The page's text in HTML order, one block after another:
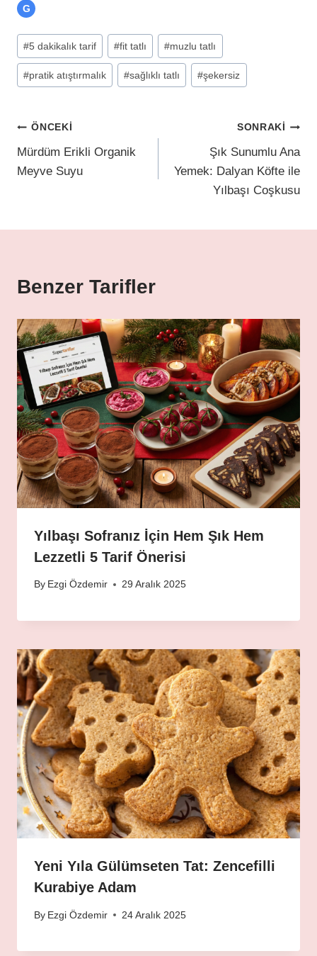
G
#5 dakikalık tarif #fit tatlı #muzlu tatlı
#pratik atıştırmalık #sağlıklı tatlı #şekersiz
ÖNCEKI
Mürdüm Erikli Organik
Meyve Suyu
SONRAKI
Şık Sunumlu Ana
Yemek: Dalyan Köfte ile
Yılbaşı Coşkusu
Benzer Tarifler
Yılbaşı Sofranız İçin Hem Şık Hem
Lezzetli 5 Tarif Önerisi
By Ezgi Özdemir 29 Aralık 2025
Yeni Yıla Gülümseten Tat: Zencefilli
Kurabiye Adam
By Ezgi Özdemir 24 Aralık 2025